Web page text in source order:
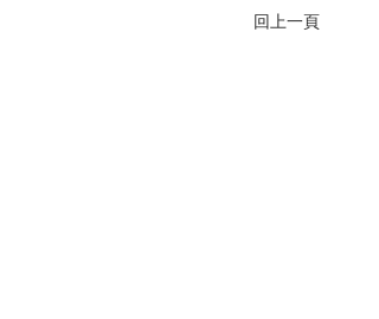
回上一頁